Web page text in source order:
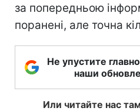
за попередньою
поранені, але точна
Не упустите
наши
Или читайте нас